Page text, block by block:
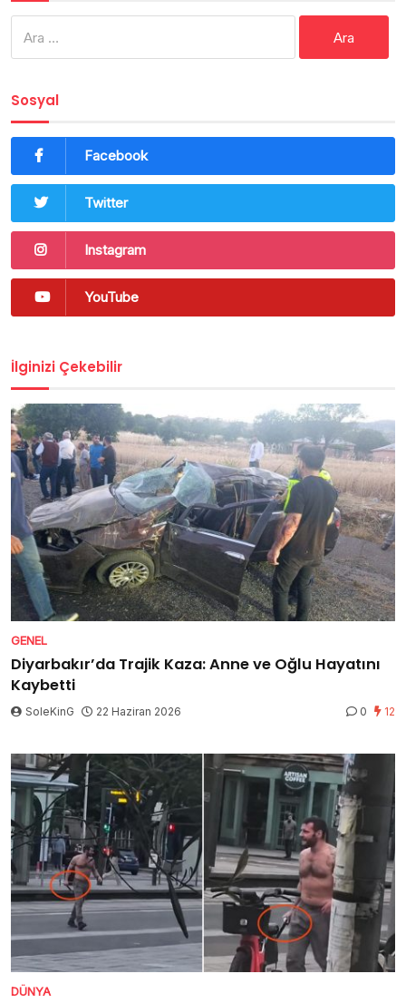
Sosyal
Facebook
Twitter
Instagram
YouTube
İlginizi Çekebilir
GENEL
Diyarbakır’da Trajik Kaza: Anne ve Oğlu Hayatını
Kaybetti
SoleKinG 22 Haziran 2026 0 12
DÜNYA